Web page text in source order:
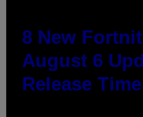
8 New
August 6
Release Time